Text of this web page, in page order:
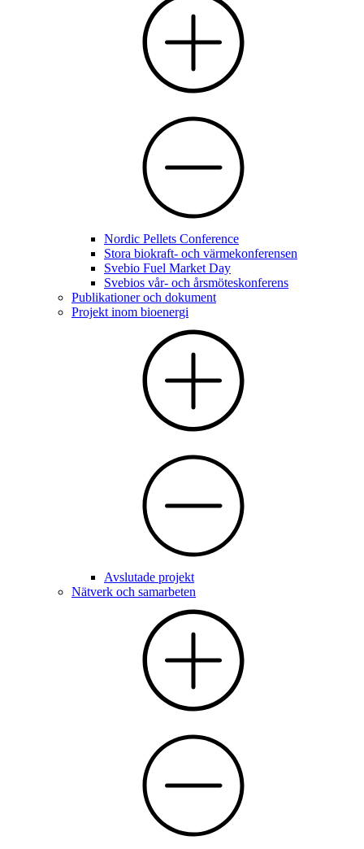
Nordic Pellets Conference
Stora biokraft- och värmekonferensen
Svebio Fuel Market Day
Svebios vår- och årsmöteskonferens
Publikationer och dokument
Projekt inom bioenergi
Avslutade projekt
Nätverk och samarbeten